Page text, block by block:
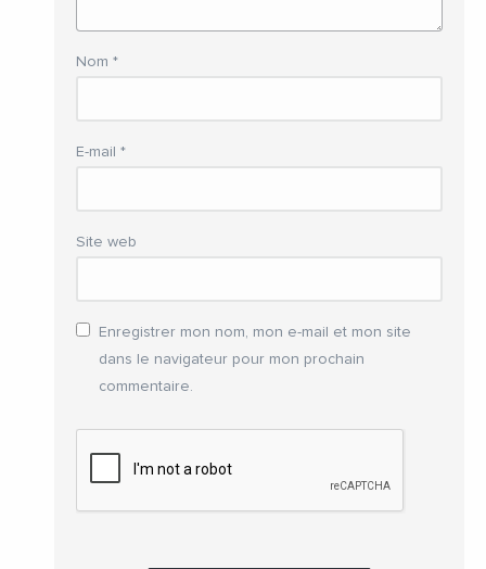
Nom *
E-mail *
Site web
Enregistrer mon nom, mon e-mail et mon site
dans le navigateur pour mon prochain
commentaire.